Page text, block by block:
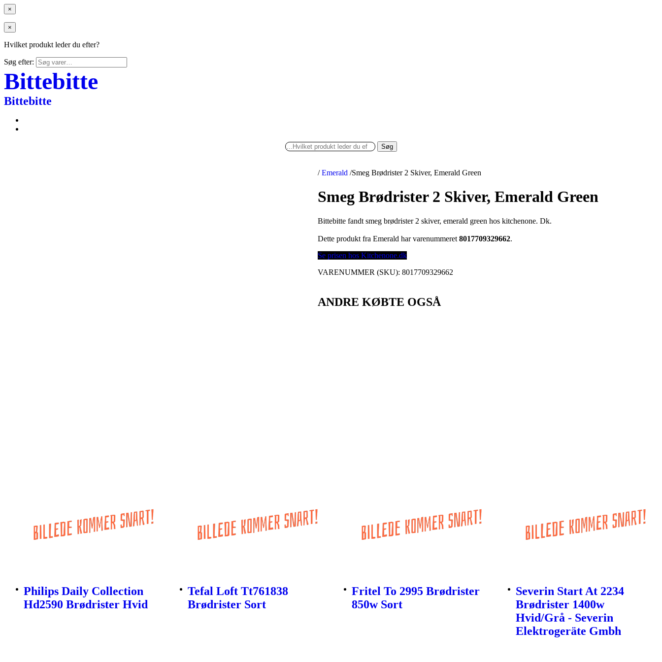
×
×
Hvilket produkt leder du efter?
Søg efter:
Bittebitte
Bittebitte
Søg
/ Emerald /Smeg Brødrister 2 Skiver, Emerald Green
Smeg Brødrister 2 Skiver, Emerald Green
Bittebitte fandt smeg brødrister 2 skiver, emerald green hos kitchenone. Dk.
Dette produkt fra Emerald har varenummeret8017709329662.
Se prisen hos Kitchenone.dk
VARENUMMER (SKU):8017709329662
ANDRE KØBTE OGSÅ
Philips Daily Collection
Hd2590 Brødrister Hvid
Tefal Loft Tt761838
Brødrister Sort
Fritel To 2995 Brødrister
850w Sort
Severin Start At 2234
Brødrister 1400w
Hvid/Grå - Severin
Elektrogeräte Gmbh